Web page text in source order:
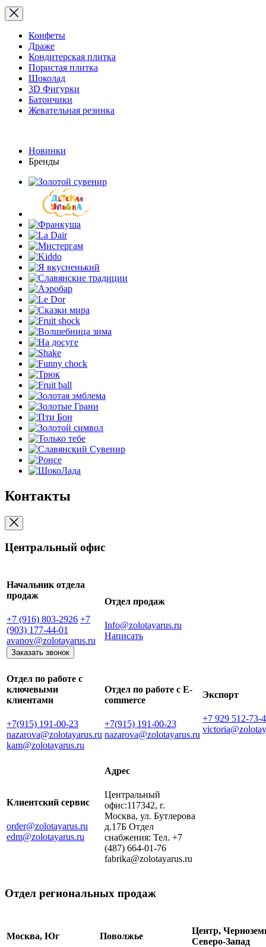
Конфеты
Драже
Кондитерская плитка
Пористая плитка
Шоколад
3D Фигурки
Батончики
Жевательная резинка
Новинки
Бренды
Контакты
Центральный офис
Начальник отдела
продаж
+7 (916) 803-2926 +7
(903) 177-44-01
avanov@zolotayarus.ru
Заказать звонок
Отдел продаж
Info@zolotayarus.ru
Написать
Отдел по работе с
ключевыми
клиентами
+7(915) 191-00-23
nazarova@zolotayarus.ru
kam@zolotayarus.ru
Отдел по работе с E-
commerce
+7(915) 191-00-23
nazarova@zolotayarus.ru
Экспорт
+7 929 512-73-
Клиентский сервис
order@zolotayarus.ru
edm@zolotayarus.ru
Адрес
Центральный
офис:117342, г.
Москва, ул. Бутлерова
д.17Б Отдел
снабжения: Тел. +7
(487) 664-01-76
fabrika@zolotayarus.ru
Отдел региональных продаж
Москва, Юг Поволжье
Центр,
Северо-Запад